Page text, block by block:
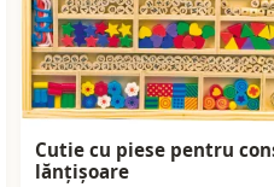
Cutie cu piese pentru
lănțișoare